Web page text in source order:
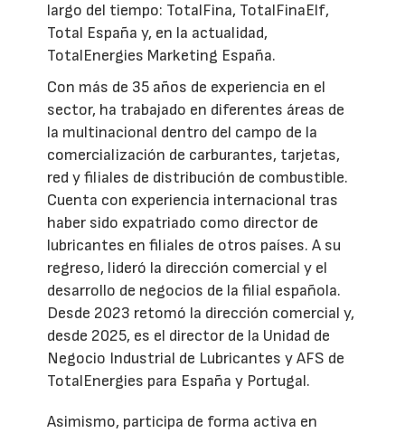
largo del tiempo: TotalFina, TotalFinaElf,
Total España y, en la actualidad,
TotalEnergies Marketing España.
Con más de 35 años de experiencia en el
sector, ha trabajado en diferentes áreas de
la multinacional dentro del campo de la
comercialización de carburantes, tarjetas,
red y filiales de distribución de combustible.
Cuenta con experiencia internacional tras
haber sido expatriado como director de
lubricantes en filiales de otros países. A su
regreso, lideró la dirección comercial y el
desarrollo de negocios de la filial española.
Desde 2023 retomó la dirección comercial y,
desde 2025, es el director de la Unidad de
Negocio Industrial de Lubricantes y AFS de
TotalEnergies para España y Portugal.
Asimismo, participa de forma activa en